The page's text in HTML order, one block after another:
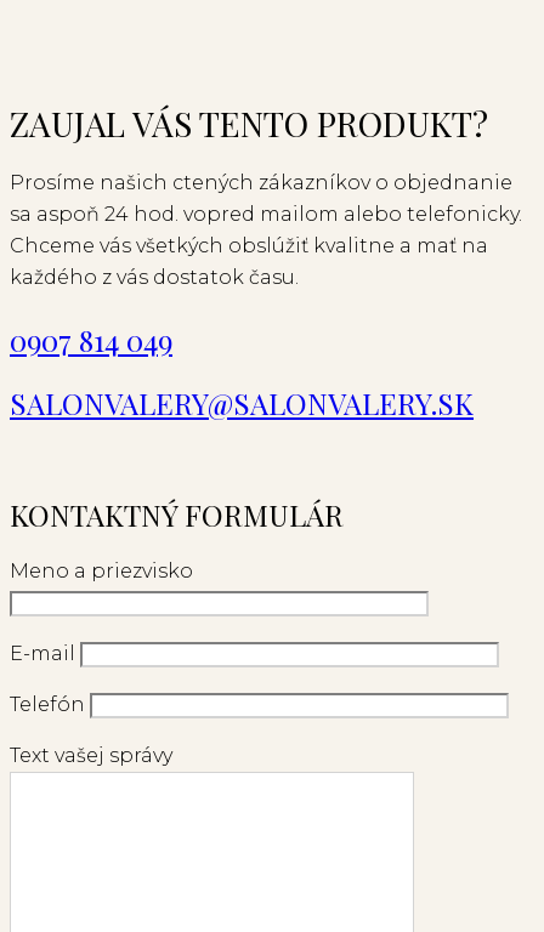
ZAUJAL VÁS TENTO PRODUKT?
Prosíme našich ctených zákazníkov o objednanie
sa aspoň 24 hod. vopred mailom alebo telefonicky.
Chceme vás všetkých obslúžiť kvalitne a mať na
každého z vás dostatok času.
0907 814 049
SALONVALERY@SALONVALERY.SK
KONTAKTNÝ FORMULÁR
Meno a priezvisko
E-mail
Telefón
Text vašej správy